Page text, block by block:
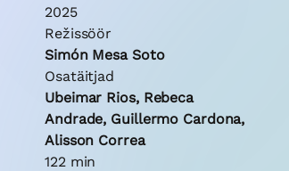
2025
Režissöör
Simón Mesa Soto
Osatäitjad
Ubeimar Rios, Rebeca
Andrade, Guillermo Cardona,
Alisson Correa
122 min